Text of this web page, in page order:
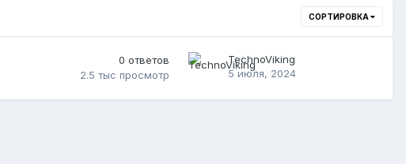
СОРТИРОВКА
0 ответов
2.5 тыс просмотр
TechnoViking
5 июля, 2024